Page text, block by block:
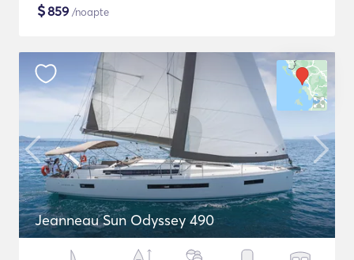
$859 /noapte
Jeanneau Sun Odyssey 490